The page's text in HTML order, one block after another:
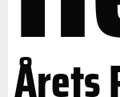
Årets